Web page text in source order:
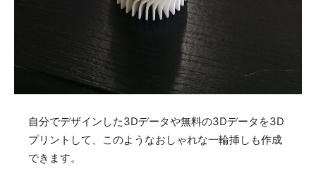
自分でデザインした3Dデータや無料の3Dデータを3D
プリントして、このようなおしゃれな一輪挿しも作成
できます。